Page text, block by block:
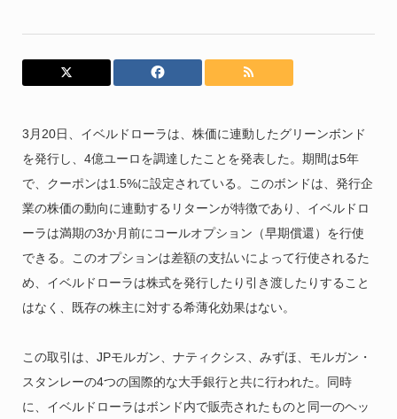
3月20日、イベルドローラは、株価に連動したグリーンボンド
を発行し、4億ユーロを調達したことを発表した。期間は5年
で、クーポンは1.5%に設定されている。このボンドは、発行企
業の株価の動向に連動するリターンが特徴であり、イベルドロ
ーラは満期の3か月前にコールオプション（早期償還）を行使
できる。このオプションは差額の支払いによって行使されるた
め、イベルドローラは株式を発行したり引き渡したりすること
はなく、既存の株主に対する希薄化効果はない。
この取引は、JPモルガン、ナティクシス、みずほ、モルガン・
スタンレーの4つの国際的な大手銀行と共に行われた。同時
に、イベルドローラはボンド内で販売されたものと同一のヘッ